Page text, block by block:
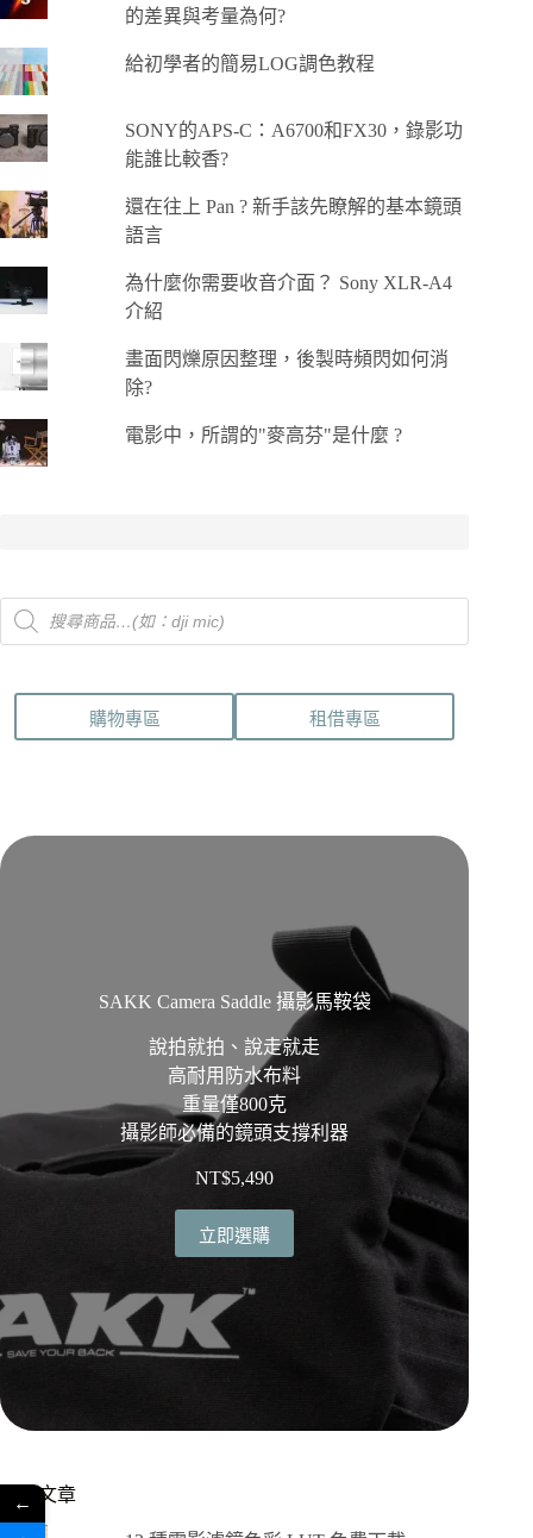
的差異與考量為何?
給初學者的簡易LOG調色教程
SONY的APS-C：A6700和FX30，錄影功
能誰比較香?
還在往上 Pan ? 新手該先瞭解的基本鏡頭
語言
為什麼你需要收音介面？ Sony XLR-A4
介紹
畫面閃爍原因整理，後製時頻閃如何消
除?
電影中，所謂的"麥高芬"是什麼 ?
Products
search
購物專區 租借專區
SAKK Camera Saddle 攝影馬鞍袋
說拍就拍、說走就走
高耐用防水布料
重量僅800克
攝影師必備的鏡頭支撐利器
NT$5,490
立即選購
熱門文章
←